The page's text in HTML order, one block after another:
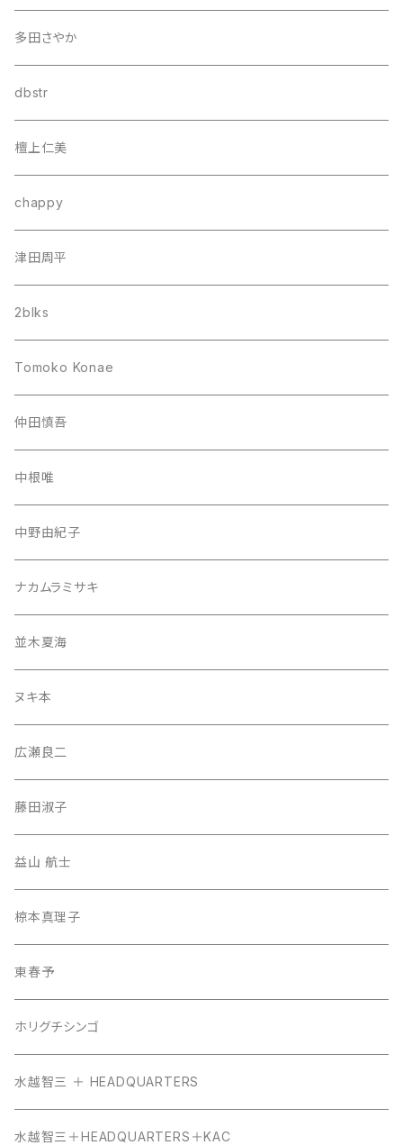
多田さやか
dbstr
檀上仁美
chappy
津田周平
2blks
Tomoko Konae
仲田慎吾
中根唯
中野由紀子
ナカムラミサキ
並木夏海
ヌキ本
広瀬良二
藤田淑子
益山 航士
椋本真理子
東春予
ホリグチシンゴ
水越智三 ＋ HEADQUARTERS
水越智三＋HEADQUARTERS＋KAC